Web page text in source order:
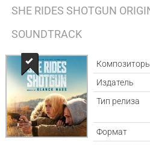
SHE RIDES SHOTGUN
SOUNDTRACK
Издатель
Тип релиза
Формат